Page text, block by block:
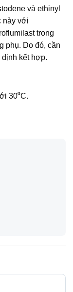
và ethinyl
này với
trong
phụ. Do đó, cần
kết hợp.
30⁰C.